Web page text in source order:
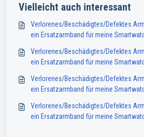
Vielleicht auch interessant
Verlorenes/Beschädigtes/Defektes
ein Ersatzarmband für meine
Verlorenes/Beschädigtes/Defektes
ein Ersatzarmband für meine
Verlorenes/Beschädigtes/Defektes
ein Ersatzarmband für meine
Verlorenes/Beschädigtes/Defektes
ein Ersatzarmband für meine